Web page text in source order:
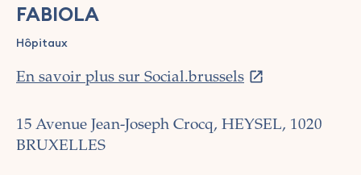
FABIOLA
Hôpitaux
En savoir plus sur Social.brussels
15 Avenue Jean-Joseph Crocq, HEYSEL, 1020
BRUXELLES